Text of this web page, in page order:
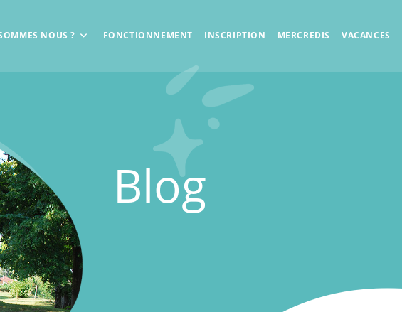
NOUS ? FONCTIONNEMENT INSCRIPTION MERCREDIS VACANCES
Blog